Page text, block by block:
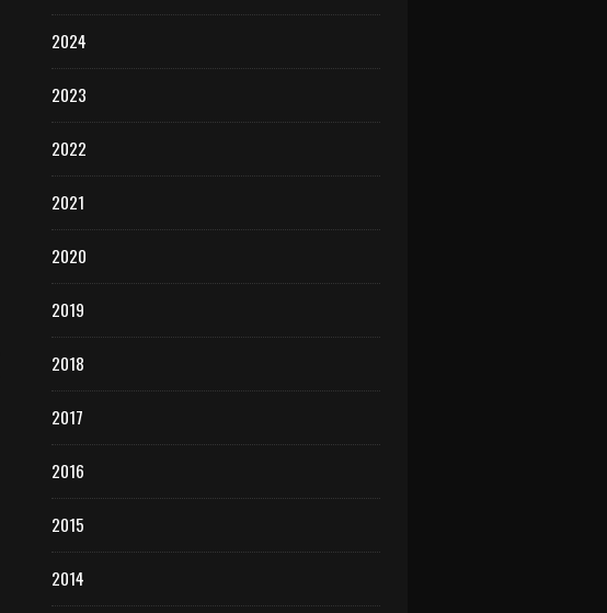
2024
2023
2022
2021
2020
2019
2018
2017
2016
2015
2014